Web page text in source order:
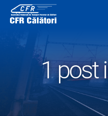
content
1 post